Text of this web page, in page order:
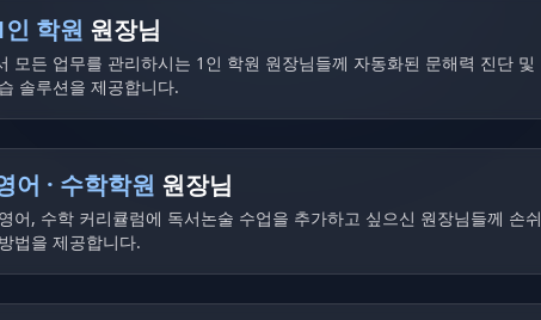
인 학원 원장님
모든 업무를 관리하시는 1인 학원 원장님들께 자동화된 문해력 진단 및
솔루션을 제공합니다.
어 · 수학학원 원장님
어, 수학 커리큘럼에 독서논술 수업을 추가하고 싶으신 원장님들께 손
법을 제공합니다.